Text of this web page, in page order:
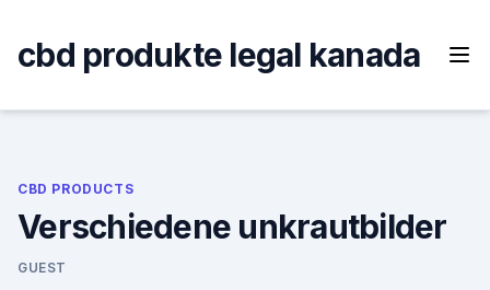
content
cbd produkte legal kanada
CBD PRODUCTS
Verschiedene unkrautbilder
GUEST